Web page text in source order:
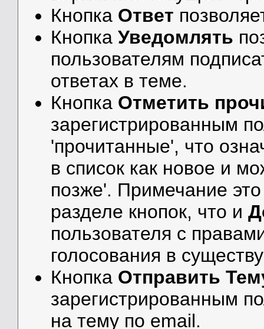
Кнопка Ответ
Кнопка Уведомлять
пользователям
ответах в теме.
Кнопка Отметить
зарегистрированным
'прочитанные', что
в список как новое и
позже'. Примечание
разделе кнопок, что и
пользователя с
голосования в
Кнопка Отправить
зарегистрированным
на тему по email.